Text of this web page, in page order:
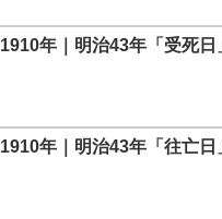
1910年｜明治43年「受死日
1910年｜明治43年「往亡日